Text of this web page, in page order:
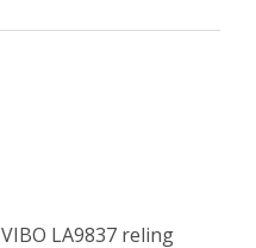
VIBO LA9837 reling